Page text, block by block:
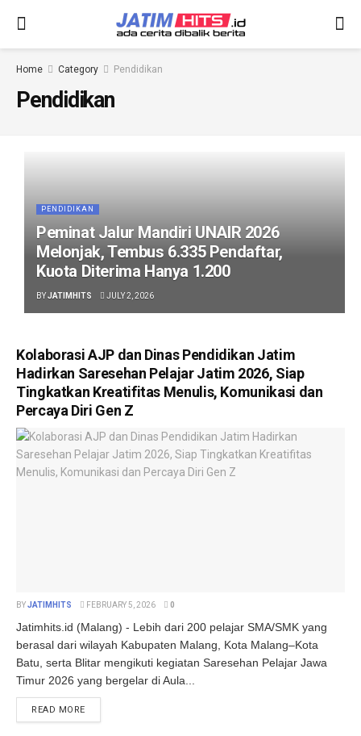
Home Category Pendidikan
Pendidikan
PENDIDIKAN
Peminat Jalur Mandiri UNAIR 2026
Melonjak, Tembus 6.335 Pendaftar,
Kuota Diterima Hanya 1.200
BYJATIMHITS JULY 2, 2026
Kolaborasi AJP dan Dinas Pendidikan Jatim
Hadirkan Saresehan Pelajar Jatim 2026, Siap
Tingkatkan Kreatifitas Menulis, Komunikasi dan
Percaya Diri Gen Z
BYJATIMHITS FEBRUARY 5, 2026 0
Jatimhits.id (Malang) - Lebih dari 200 pelajar SMA/SMK yang
berasal dari wilayah Kabupaten Malang, Kota Malang–Kota
Batu, serta Blitar mengikuti kegiatan Saresehan Pelajar Jawa
Timur 2026 yang bergelar di Aula...
READ MOREDETAILS